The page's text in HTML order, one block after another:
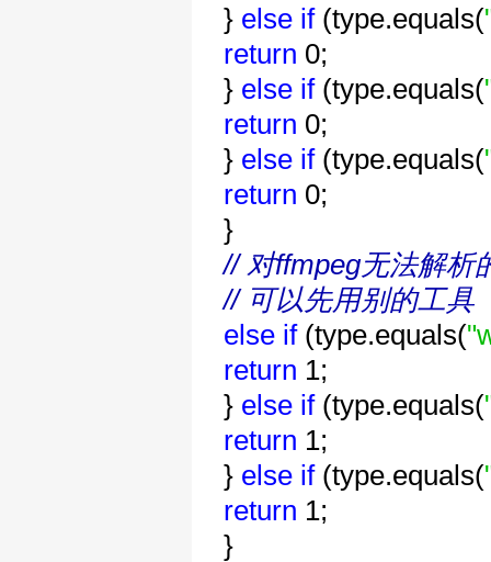
} else if(type.equals(
return 0;
} else if(type.equals(
return 0;
} else if(type.equals(
return 0;
}
// 对ffmpeg无法解析
// 可以先用别的工具
else if(type.equals(
return 1;
} else if(type.equals(
return 1;
} else if(type.equals(
return 1;
}